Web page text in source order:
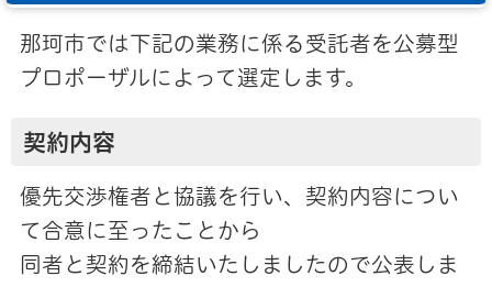
那珂市では下記の業務に係る受託者を公募型
プロポーザルによって選定します。
契約内容
優先交渉権者と協議を行い、契約内容につい
て合意に至ったことから
同者と契約を締結いたしましたので公表しま